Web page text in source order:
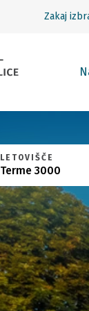
Zakaj
LETOVIŠČE
Terme 3000